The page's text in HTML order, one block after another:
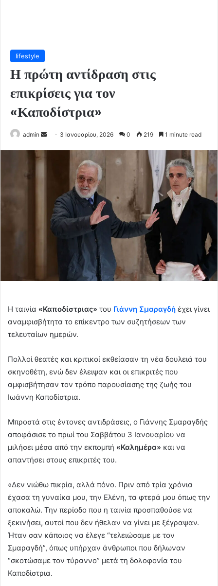
lifestyle
Η πρώτη αντίδραση στις
επικρίσεις για τον
«Καποδίστρια»
admin
Send 3 Ιανουαρίου, 2026 0 219 1 minute read
Η ταινία «Καποδίστριας» του Γιάννη Σμαραγδή έχει γίνει
αναμφισβήτητα το επίκεντρο των συζητήσεων των
τελευταίων ημερών.
Πολλοί θεατές και κριτικοί εκθείασαν τη νέα δουλειά του
σκηνοθέτη, ενώ δεν έλειψαν και οι επικριτές που
αμφισβήτησαν τον τρόπο παρουσίασης της ζωής του
Ιωάννη Καποδίστρια.
Μπροστά στις έντονες αντιδράσεις, ο Γιάννης Σμαραγδής
αποφάσισε το πρωί του Σαββάτου 3 Ιανουαρίου να
μιλήσει μέσα από την εκπομπή «Καλημέρα» και να
απαντήσει στους επικριτές του.
«Δεν νιώθω πικρία, αλλά πόνο. Πριν από τρία χρόνια
έχασα τη γυναίκα μου, την Ελένη, τα φτερά μου όπως την
αποκαλώ. Την περίοδο που η ταινία προσπαθούσε να
ξεκινήσει, αυτοί που δεν ήθελαν να γίνει με ξέγραψαν.
Ήταν σαν κάποιος να έλεγε “τελειώσαμε με τον
Σμαραγδή”, όπως υπήρχαν άνθρωποι που δήλωναν
“σκοτώσαμε τον τύραννο” μετά τη δολοφονία του
Καποδίστρια.